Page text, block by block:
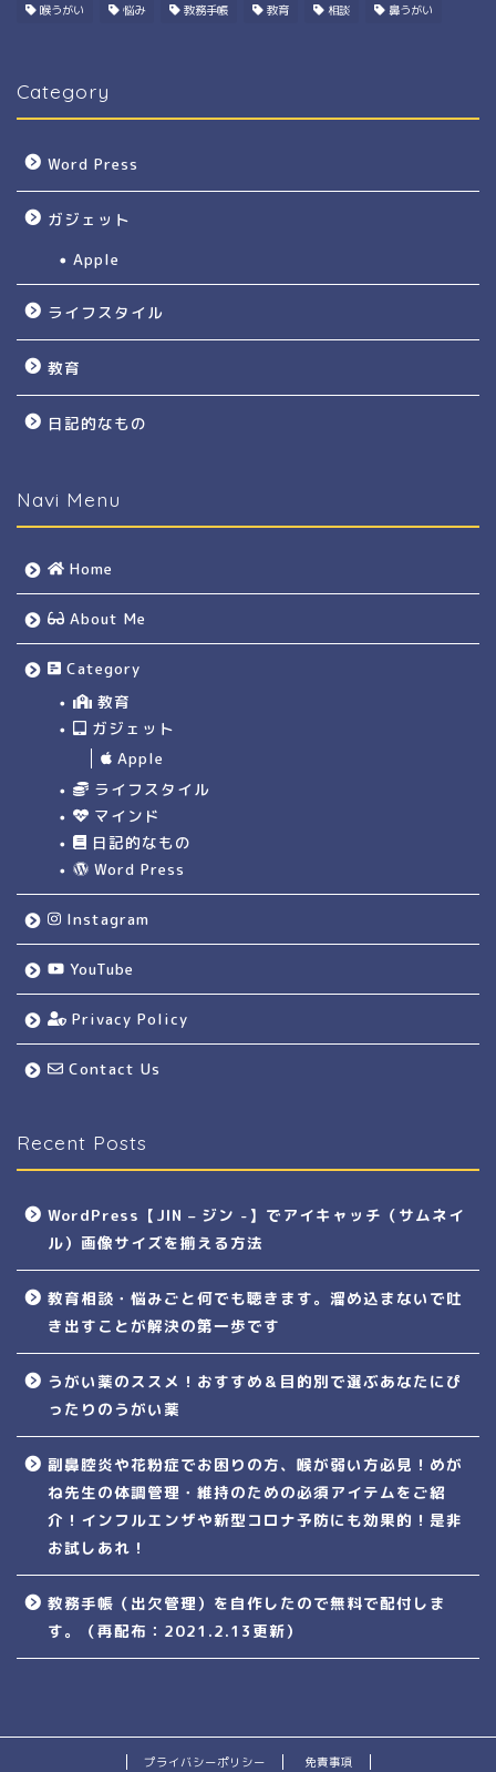
喉うがい 悩み 教務手帳 教育 相談 鼻うがい
Category
Word Press
ガジェット
Apple
ライフスタイル
教育
日記的なもの
Navi Menu
Home
About Me
Category
教育
ガジェット
Apple
ライフスタイル
マインド
日記的なもの
Word Press
Instagram
YouTube
Privacy Policy
Contact Us
Recent Posts
WordPress【JIN – ジン -】でアイキャッチ（サムネイ
ル）画像サイズを揃える方法
教育相談・悩みごと何でも聴きます。溜め込まないで吐
き出すことが解決の第一歩です
うがい薬のススメ！おすすめ＆目的別で選ぶあなたにぴ
ったりのうがい薬
副鼻腔炎や花粉症でお困りの方、喉が弱い方必見！めが
ね先生の体調管理・維持のための必須アイテムをご紹
介！インフルエンザや新型コロナ予防にも効果的！是非
お試しあれ！
教務手帳（出欠管理）を自作したので無料で配付しま
す。（再配布：2021.2.13更新）
プライバシーポリシー 免責事項